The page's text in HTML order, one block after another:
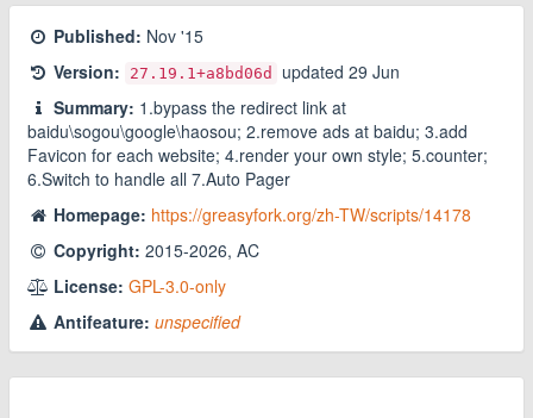
Published: Nov '15
Version:
27.19.1+a8bd06d updated 29 Jun
Summary: 1.bypass the redirect link at
baidu\sogou\google\haosou; 2.remove ads at baidu; 3.add
Favicon for each website; 4.render your own style; 5.counter;
6.Switch to handle all 7.Auto Pager
Homepage: https://greasyfork.org/zh-TW/scripts/14178
Copyright: 2015-2026, AC
License: GPL-3.0-only
Antifeature: unspecified